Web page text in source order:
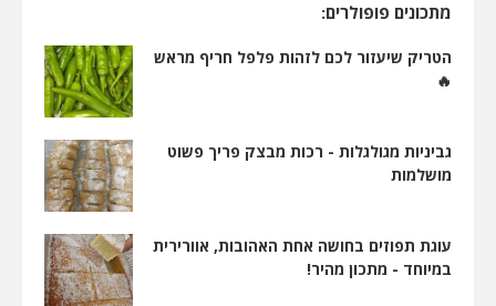
מתכונים פופולרים:
הטריק שיעזור לכם לזהות פלפל חריף מראש
🔥
גביניות מגולגלות - רכות מבצק פריך פשוט
מושלמות
עוגת תפוזים בחושה אחת האהובות, אוורירית
במיוחד - מתכון מהיר!